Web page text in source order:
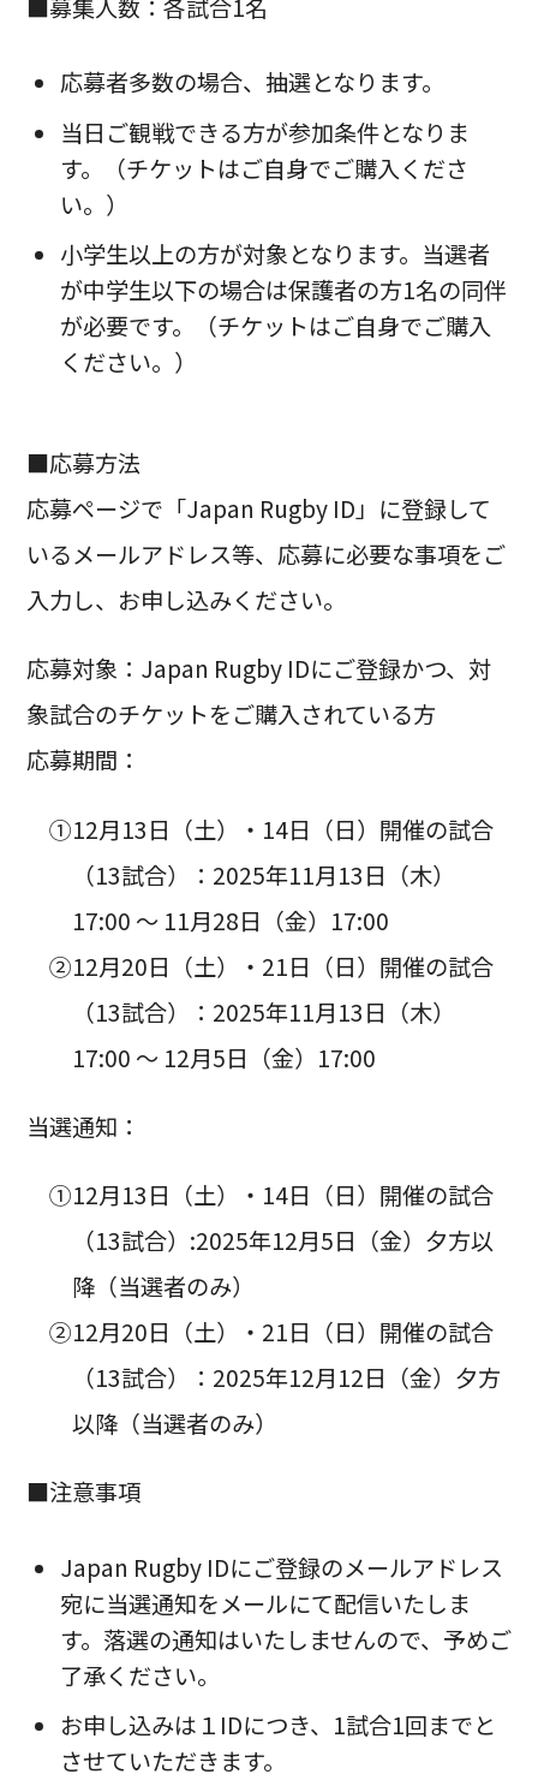
応募者多数の場合、抽選となります。
当日ご観戦できる方が参加条件となりま
す。（チケットはご自身でご購入くださ
い。）
小学生以上の方が対象となります。当選者
が中学生以下の場合は保護者の方1名の同伴
が必要です。（チケットはご自身でご購入
ください。）
■応募方法
応募ページで「Japan Rugby ID」に登録して
いるメールアドレス等、応募に必要な事項をご
入力し、お申し込みください。
応募対象：Japan Rugby IDにご登録かつ、対
象試合のチケットをご購入されている方
応募期間：
①12月13日（土）・14日（日）開催の試合
（13試合）：2025年11月13日（木）
17:00 〜 11月28日（金）17:00
②12月20日（土）・21日（日）開催の試合
（13試合）：2025年11月13日（木）
17:00 〜 12月5日（金）17:00
当選通知：
①12月13日（土）・14日（日）開催の試合
（13試合）:2025年12月5日（金）夕方以
降（当選者のみ）
②12月20日（土）・21日（日）開催の試合
（13試合）：2025年12月12日（金）夕方
以降（当選者のみ）
■注意事項
Japan Rugby IDにご登録のメールアドレス
宛に当選通知をメールにて配信いたしま
す。落選の通知はいたしませんので、予めご
了承ください。
お申し込みは１IDにつき、1試合1回までと
させていただきます。